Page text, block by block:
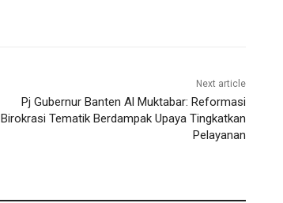
Next article
Pj Gubernur Banten Al Muktabar: Reformasi
Birokrasi Tematik Berdampak Upaya Tingkatkan
Pelayanan